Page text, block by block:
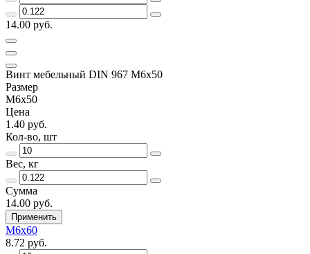
14.00 руб.
Винт мебельный DIN 967 М6х50
Размер
М6х50
Цена
1.40 руб.
Кол-во, шт
Вес, кг
Сумма
14.00 руб.
Применить
М6х60
8.72 руб.